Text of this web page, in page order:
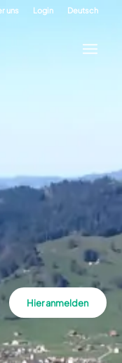
uns Login Deutsch
Hier anmelden